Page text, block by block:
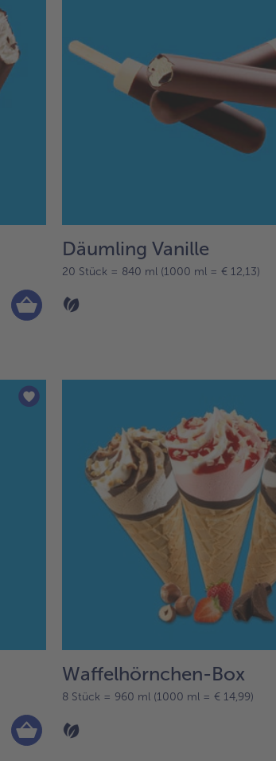
Däumling Vanille
20 Stück = 840 ml (1000 ml = € 12,13)
Waffelhörnchen-Box
8 Stück = 960 ml (1000 ml = € 14,99)